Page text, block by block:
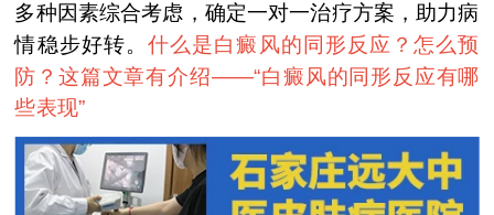
多种因素综合考虑，确定一对一治疗方案，助力病
情稳步好转。什么是白癜风的同形反应？怎么预
防？这篇文章有介绍——“白癜风的同形反应有哪
些表现”